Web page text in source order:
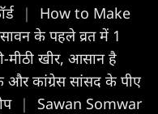
|
How to Make
के पहले व्रत में 1
मीठी खीर, आसान है
और कांग्रेस सांसद के पीए
|
Sawan Somwar